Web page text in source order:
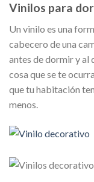
Vinilos para
Un vinilo es una
cabecero de una
antes de dormir y al
cosa que se te
que tu habitación
menos.